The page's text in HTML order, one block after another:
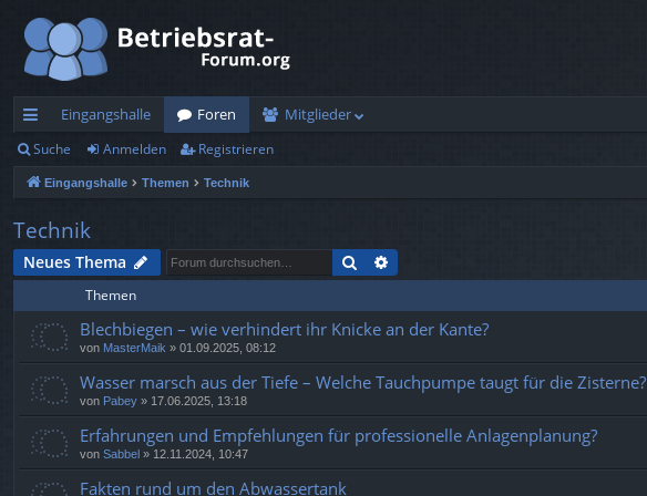
ch
ne
llz
ug
Eingangshalle Foren
Mitglieder
Suche Anmelden Registrieren
Eingangshalle Themen Technik
Technik
Neues Thema Suche
Themen
Blechbiegen – wie verhindert ihr Knicke an der Kante?
von MasterMaik » 01.09.2025, 08:12
Wasser marsch aus der Tiefe – Welche Tauchpumpe taugt für die Zisterne?
von Pabey » 17.06.2025, 13:18
Erfahrungen und Empfehlungen für professionelle Anlagenplanung?
von Sabbel » 12.11.2024, 10:47
Fakten rund um den Abwassertank